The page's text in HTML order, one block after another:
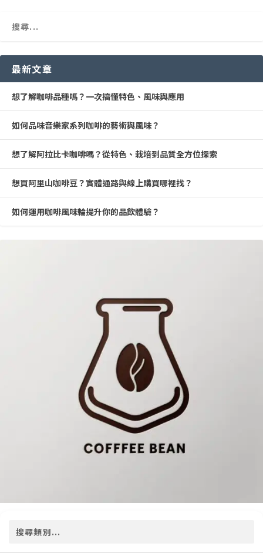
最新文章
想了解咖啡品種嗎？一次搞懂特色、風味與應用
如何品味音樂家系列咖啡的藝術與風味？
想了解阿拉比卡咖啡嗎？從特色、栽培到品質全方位探索
想買阿里山咖啡豆？實體通路與線上購買哪裡找？
如何運用咖啡風味輪提升你的品飲體驗？